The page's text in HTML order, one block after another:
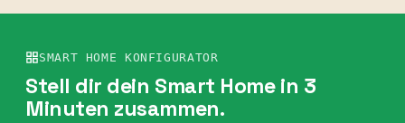
SMART HOME KONFIGURATOR
Stell dir dein Smart Home in 3
Minuten zusammen.